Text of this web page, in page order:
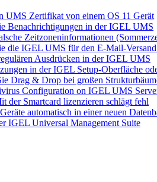
UMS Zertifikat von einem OS 11 Gerät
Benachrichtigungen in der IGEL UMS
Zeitzoneninformationen
die IGEL UMS für den E-Mail-
Ausdrücken in der IGEL UMS
in der IGEL Setup-Oberfläche
Drag & Drop bei großen
Configuration on IGEL UMS
der Smartcard lizenzieren schlägt fehl
automatisch in einer neuen
IGEL Universal Management Suite